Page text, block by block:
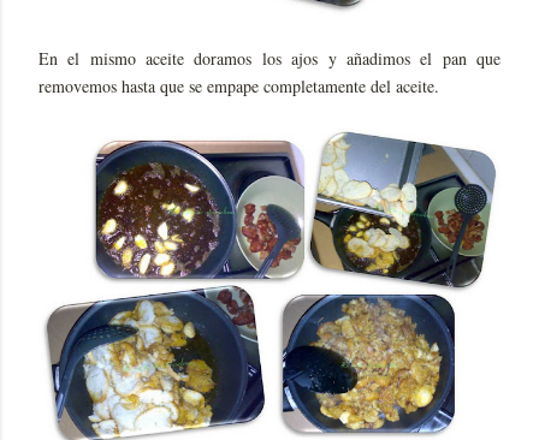
En el mismo aceite doramos los ajos y añadimos el pan que
removemos hasta que se empape completamente del aceite.